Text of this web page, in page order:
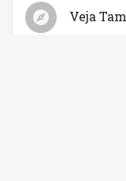
Veja